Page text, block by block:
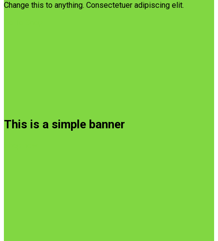
Change this to anything. Consectetuer adipiscing elit.
This is a simple banner